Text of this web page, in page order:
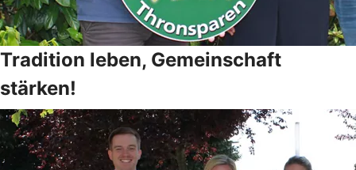
Tradition leben, Gemeinschaft
stärken!